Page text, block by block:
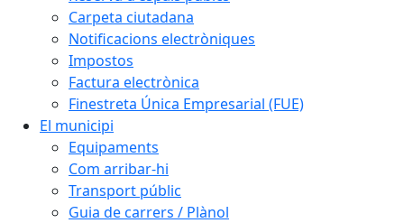
Carpeta ciutadana
Notificacions electròniques
Impostos
Factura electrònica
Finestreta Única Empresarial (FUE)
El municipi
Equipaments
Com arribar-hi
Transport públic
Guia de carrers / Plànol